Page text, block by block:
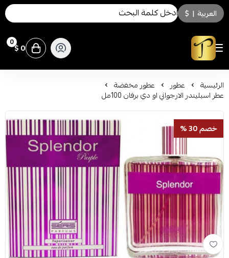
العربية |
$
توسكاني للعطور
0 0 $
الرئيسية عطور عطور مخفضة
عطر اسبليندر الارجواني او دي برفان 100مل
خصم 30 %